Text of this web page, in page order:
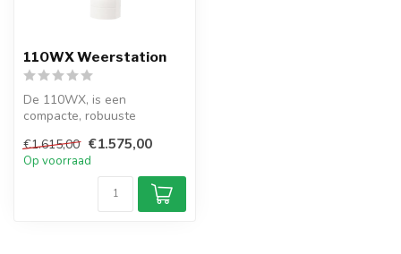
110WX Weerstation
De 110WX, is een
compacte, robuuste
zee. Meet wind, luc...
€1.615,00 €1.575,00
Op voorraad